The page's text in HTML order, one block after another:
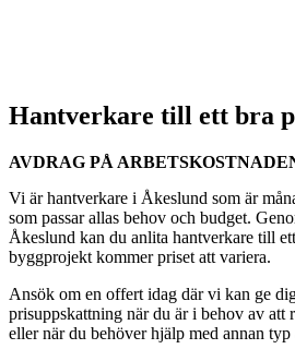
Hantverkare till ett bra
AVDRAG PÅ
Vi är hantverkare i Åkeslund som är
som passar allas behov och budget.
Åkeslund kan du anlita hantverkare till
byggprojekt kommer priset att variera.
Ansök om en offert idag där vi kan ge
prisuppskattning när du är i behov av att
eller när du behöver hjälp med annan